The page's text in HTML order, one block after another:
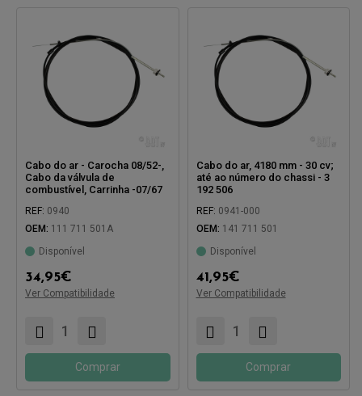
Cabo do ar - Carocha 08/52-,
Cabo da válvula de
combustível, Carrinha -07/67
REF: 0940
OEM: 111 711 501A
Disponível
34,95€
Ver Compatibilidade
Compatível com:
Comprar
Cabo do ar, 4180 mm - 30 cv;
até ao número do chassi - 3
192 506
REF: 0941-000
OEM: 141 711 501
Disponível
41,95€
Ver Compatibilidade
Compatível com:
Comprar